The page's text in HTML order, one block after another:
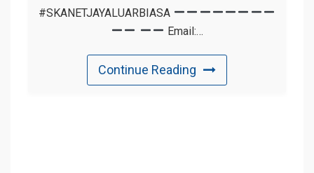
#SKANETJAYALUARBIASA
Email:…
Continue Reading